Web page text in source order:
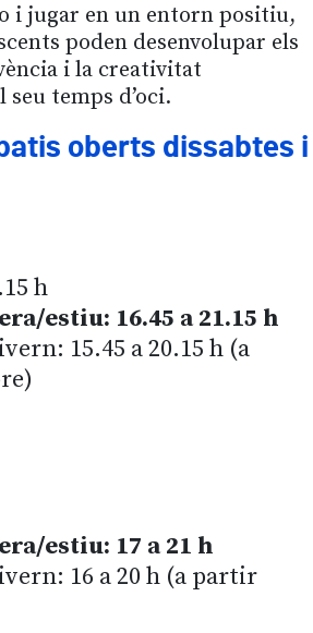
i jugar en un entorn positiu,
poden desenvolupar els
i la creativitat
temps d’oci.
oberts dissabtes i
h
estiu: 16.45 a 21.15 h
15.45 a 20.15 h (a
estiu: 17 a 21 h
16 a 20 h (a partir